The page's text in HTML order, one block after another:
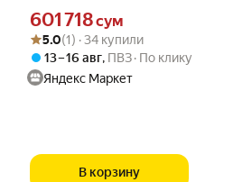
Цена 601718 сум вместо
601 718сум
Рейтинг товара: 5.0 из 5
Оценок: (1) · 34 купили
5.0(1) · 34 купили
13 – 16 авг, ПВЗ По клику
Яндекс Маркет
В корзину